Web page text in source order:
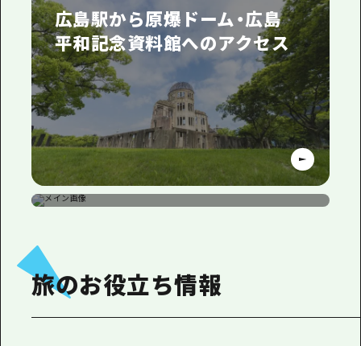
広島駅から原爆ドーム・広島
平和記念資料館へのアクセス
旅のお役立ち情報